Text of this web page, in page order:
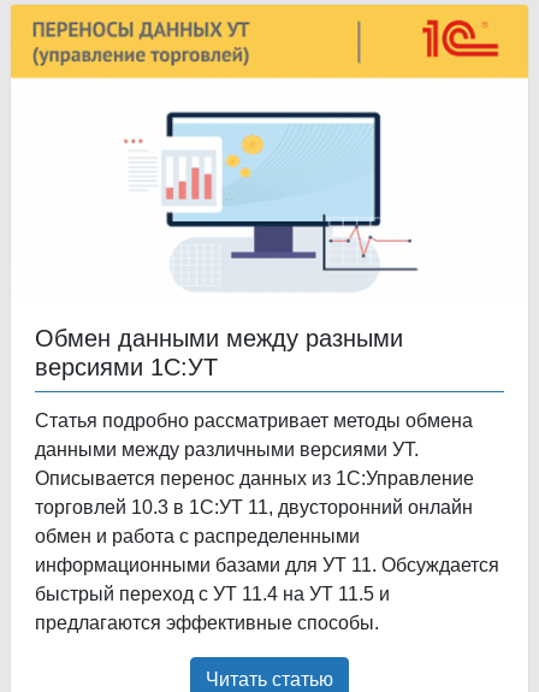
Обмен данными между разными
версиями 1С:УТ
Статья подробно рассматривает методы обмена
данными между различными версиями УТ.
Описывается перенос данных из 1С:Управление
торговлей 10.3 в 1С:УТ 11, двусторонний онлайн
обмен и работа с распределенными
информационными базами для УТ 11. Обсуждается
быстрый переход с УТ 11.4 на УТ 11.5 и
предлагаются эффективные способы.
Читать статью